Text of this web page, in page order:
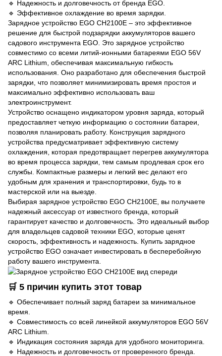
🔹 Надежность и долговечность от бренда EGO.
🔹 Эффективное охлаждение во время зарядки.
Зарядное устройство EGO CH2100E – это эффективное
решение для быстрой подзарядки аккумуляторов вашего
садового инструмента EGO. Это зарядное устройство
совместимо со всеми литий-ионными батареями EGO 56V
ARC Lithium, обеспечивая максимальную гибкость
использования. Оно разработано для обеспечения быстрой
зарядки, что позволяет минимизировать время простоя и
максимально эффективно использовать ваш
электроинструмент.
Устройство оснащено индикатором уровня заряда, который
предоставляет четкую информацию о состоянии батареи,
позволяя планировать работу. Конструкция зарядного
устройства предусматривает эффективную систему
охлаждения, которая предотвращает перегрев аккумулятора
во время процесса зарядки, тем самым продлевая срок его
службы. Компактные размеры и легкий вес делают его
удобным для хранения и транспортировки, будь то в
мастерской или на выезде.
Выбирая зарядное устройство EGO CH2100E, вы получаете
надежный аксессуар от известного бренда, который
гарантирует качество и долговечность. Это идеальный выбор
для владельцев садовой техники EGO, которые ценят
скорость, эффективность и надежность. Купить зарядное
устройство EGO означает инвестировать в бесперебойную
работу вашего инструмента.
🛒 5 причин купить этот товар
🔹 Обеспечивает полный заряд батареи за минимальное
время.
🔹 Совместимость со всей линейкой аккумуляторов EGO 56V
ARC Lithium.
🔹 Индикация состояния заряда для удобного мониторинга.
🔹 Надежность и долговечность от проверенного бренда.